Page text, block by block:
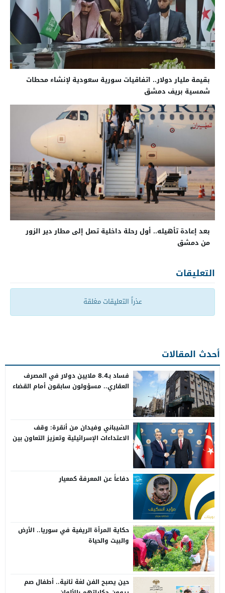
بقيمة مليار دولار.. اتفاقيات سورية سعودية لإنشاء محطات
شمسية بريف دمشق
بعد إعادة تأهيله.. أول رحلة داخلية تصل إلى مطار دير الزور
من دمشق
التعليقات
عذراً التعليقات مغلقة
أحدث المقالات
فساد بـ8.4 ملايين دولار في المصرف
العقاري.. مسؤولون سابقون أمام القضاء
الشيباني وفيدان من أنقرة: وقف
الاعتداءات الإسرائيلية وتعزيز التعاون بين
دفاعاً عن المعرفة كمعيار
حكاية المرأة الريفية في سوريا.. الأرض
والبيت والحياة
حين يصبح الفن لغة ثانية.. أطفال صم